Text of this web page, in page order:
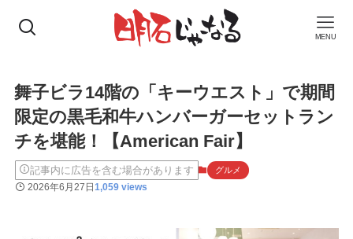
MENU
舞子ビラ14階の「キーウエスト」で期間
限定の黒毛和牛ハンバーガーセットラン
チを堪能！【American Fair】
記事内に広告を含む場合があります グルメ
2026年6月27日1,059 views